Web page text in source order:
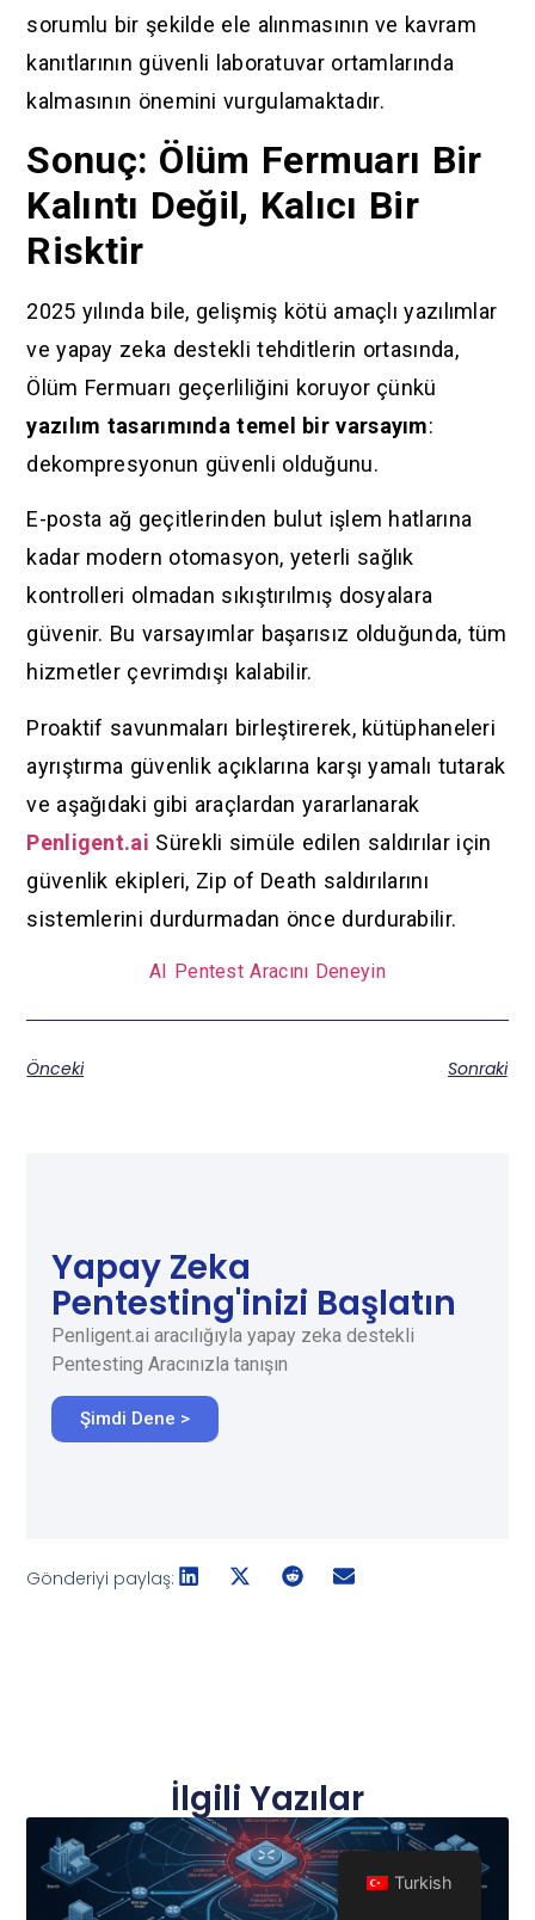
sorumlu bir şekilde ele alınmasının ve kavram
kanıtlarının güvenli laboratuvar ortamlarında
kalmasının önemini vurgulamaktadır.
Sonuç: Ölüm Fermuarı Bir
Kalıntı Değil, Kalıcı Bir
Risktir
2025 yılında bile, gelişmiş kötü amaçlı yazılımlar
ve yapay zeka destekli tehditlerin ortasında,
Ölüm Fermuarı geçerliliğini koruyor çünkü
yazılım tasarımında temel bir varsayım:
dekompresyonun güvenli olduğunu.
E-posta ağ geçitlerinden bulut işlem hatlarına
kadar modern otomasyon, yeterli sağlık
kontrolleri olmadan sıkıştırılmış dosyalara
güvenir. Bu varsayımlar başarısız olduğunda, tüm
hizmetler çevrimdışı kalabilir.
Proaktif savunmaları birleştirerek, kütüphaneleri
ayrıştırma güvenlik açıklarına karşı yamalı tutarak
ve aşağıdaki gibi araçlardan yararlanarak
Penligent.ai Sürekli simüle edilen saldırılar için
güvenlik ekipleri, Zip of Death saldırılarını
sistemlerini durdurmadan önce durdurabilir.
AI Pentest Aracını Deneyin
Önceki Sonraki
Yapay Zeka
Pentesting'inizi Başlatın
Penligent.ai aracılığıyla yapay zeka destekli
Pentesting Aracınızla tanışın
Şimdi Dene >
Gönderiyi paylaş:
İlgili Yazılar
Turkish